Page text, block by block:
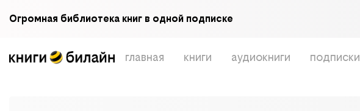
Огромная библиотека книг в одной подписке
главная книги аудиокниги подписки